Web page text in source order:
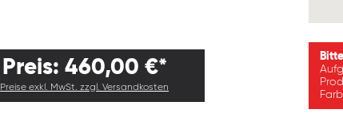
Preis: 460,00 €*
Preise exkl. MwSt. zzgl. Versandkosten